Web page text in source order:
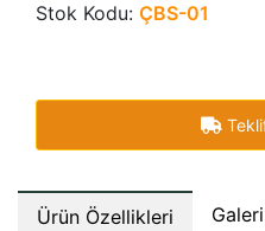
Stok Kodu: ÇBS-01
Ürün Özellikleri Galeri